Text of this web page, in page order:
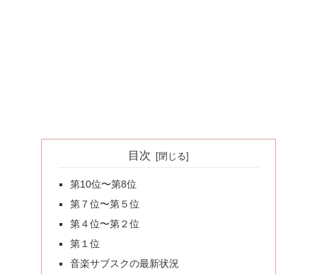
目次
第10位〜第8位
第７位〜第５位
第４位〜第２位
第１位
音楽サブスクの最新状況